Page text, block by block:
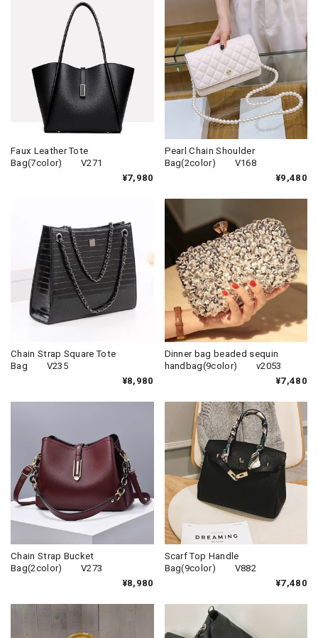
Faux Leather Tote
Bag(7color) V271
¥7,980
Pearl Chain Shoulder
Bag(2color) V168
¥9,480
Chain Strap Square Tote
Bag V235
¥8,980
Dinner bag beaded sequin
handbag(9color) v2053
¥7,480
Chain Strap Bucket
Bag(2color) V273
¥8,980
Scarf Top Handle
Bag(9color) V882
¥7,480